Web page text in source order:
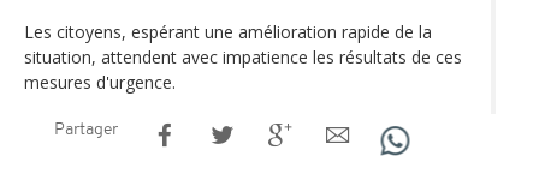
Les citoyens, espérant une amélioration rapide de la
situation, attendent avec impatience les résultats de ces
mesures d'urgence.
Partager